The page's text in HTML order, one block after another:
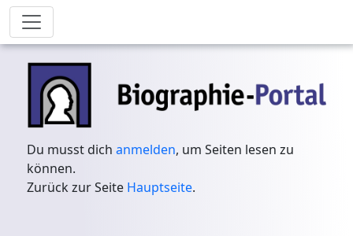
Du musst dichanmelden, um Seiten lesen zu
können.
Zurück zur Seite Hauptseite.